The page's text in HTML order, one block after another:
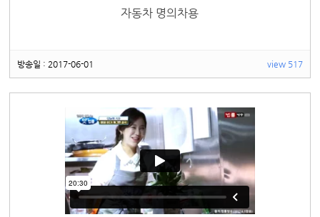
자동차 명의차용
방송일 : 2017-06-01 view 517